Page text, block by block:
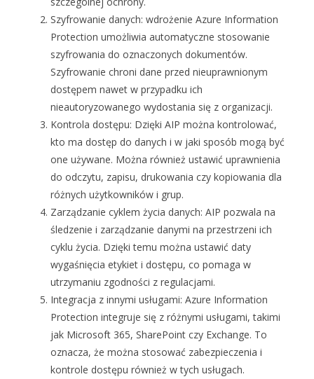
Szyfrowanie danych: wdrożenie Azure Information
Protection umożliwia automatyczne stosowanie
szyfrowania do oznaczonych dokumentów.
Szyfrowanie chroni dane przed nieuprawnionym
dostępem nawet w przypadku ich
nieautoryzowanego wydostania się z organizacji.
Kontrola dostępu: Dzięki AIP można kontrolować,
kto ma dostęp do danych i w jaki sposób mogą być
one używane. Można również ustawić uprawnienia
do odczytu, zapisu, drukowania czy kopiowania dla
różnych użytkowników i grup.
Zarządzanie cyklem życia danych: AIP pozwala na
śledzenie i zarządzanie danymi na przestrzeni ich
cyklu życia. Dzięki temu można ustawić daty
wygaśnięcia etykiet i dostępu, co pomaga w
utrzymaniu zgodności z regulacjami.
Integracja z innymi usługami: Azure Information
Protection integruje się z różnymi usługami, takimi
jak Microsoft 365, SharePoint czy Exchange. To
oznacza, że ​​można stosować zabezpieczenia i
kontrole dostępu również w tych usługach.